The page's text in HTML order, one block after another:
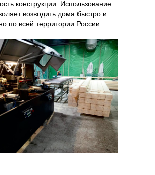
конструкции. Использование
возводить дома быстро и
по всей территории России.